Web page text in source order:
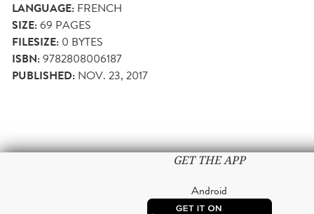
LANGUAGE: FRENCH
SIZE:69 PAGES
FILESIZE: 0 BYTES
ISBN:9782808006187
PUBLISHED: NOV. 23, 2017
GET THE APP
Android